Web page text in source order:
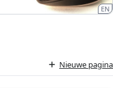
EN
Nieuwe pagina